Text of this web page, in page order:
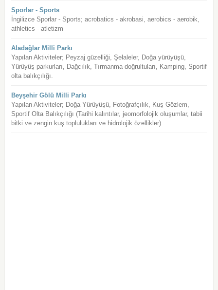
Sporlar - Sports
İngilizce Sporlar - Sports; acrobatics - akrobasi, aerobics - aerobik,
athletics - atletizm
Aladağlar Milli Parkı
Yapılan Aktiviteler; Peyzaj güzelliği, Şelaleler, Doğa yürüyüşü,
Yürüyüş parkurları, Dağcılık, Tırmanma doğrultuları, Kamping, Sportif
olta balıkçılığı.
Beyşehir Gölü Milli Parkı
Yapılan Aktiviteler; Doğa Yürüyüşü, Fotoğrafçılık, Kuş Gözlem,
Sportif Olta Balıkçılığı (Tarihi kalıntılar, jeomorfolojik oluşumlar, tabii
bitki ve zengin kuş toplulukları ve hidrolojik özellikler)